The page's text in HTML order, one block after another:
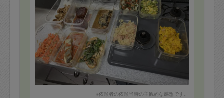
※依頼者の依頼当時の主観的な感想です。